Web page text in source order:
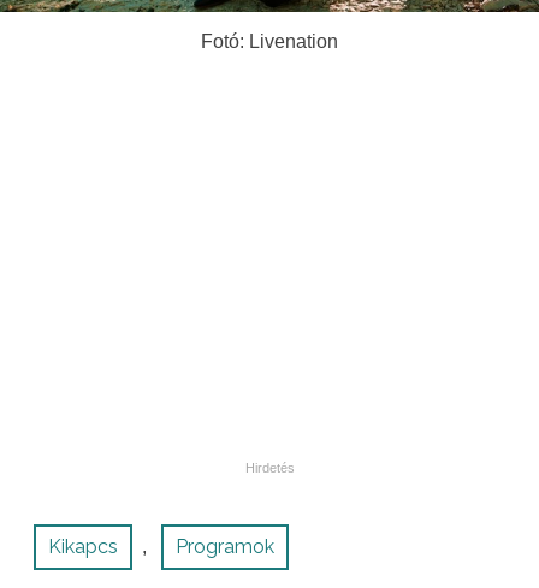
Fotó: Livenation
Kikapcs , Programok